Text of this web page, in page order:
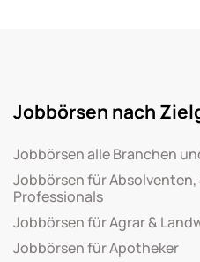
Jobbörsen nach
Jobbörsen alle Branchen
Jobbörsen für
Professionals
Jobbörsen für Agrar &
Jobbörsen für Apotheker